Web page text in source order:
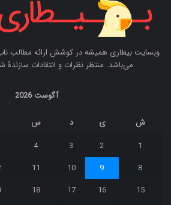
وبسایت بیطاری همیشه در کوشش ارائه مطالب
می‌باشد. منتظر نظرات و انتقادات
آگوست 2026
ش ی د س
1
2
3
4
8
9
10
11
15
16
17
18